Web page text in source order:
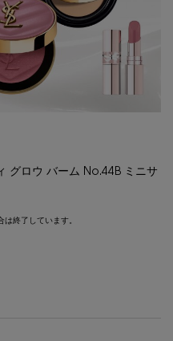
グロウ バーム No.44B ミニサ
終了しています。